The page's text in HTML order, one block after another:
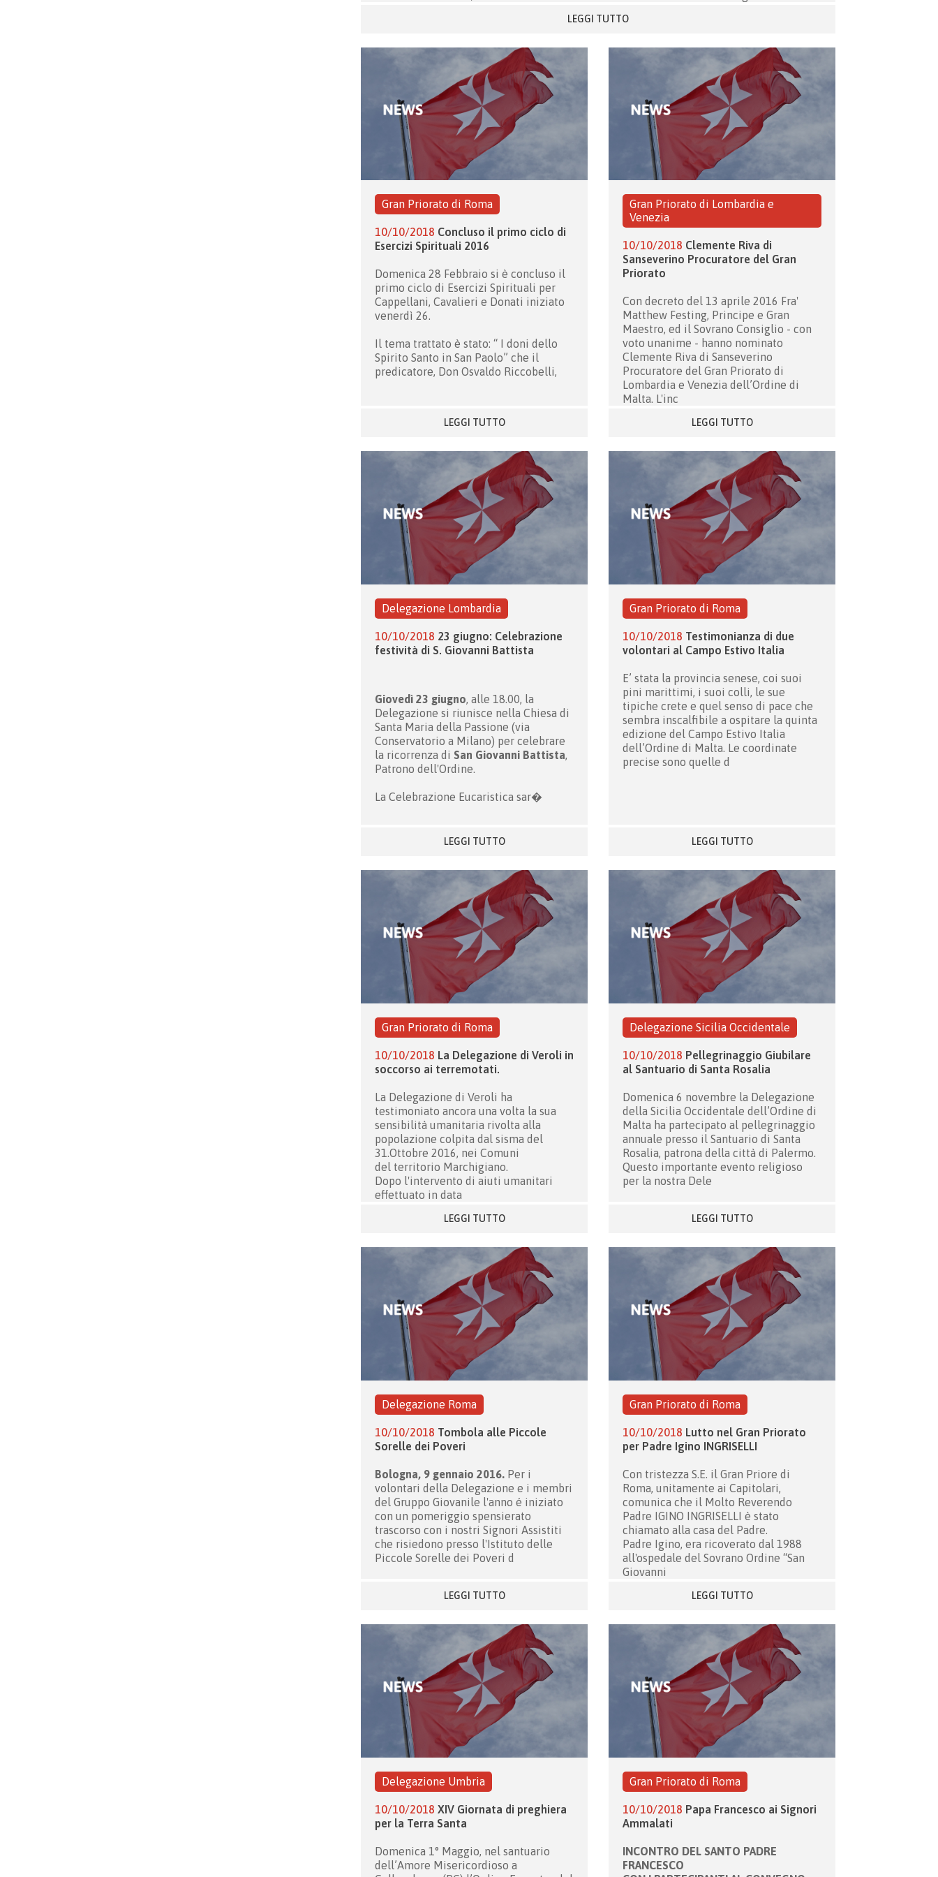
LEGGI TUTTO
Gran Priorato di Roma
10/10/2018 Concluso il primo ciclo di
Esercizi Spirituali 2016
Domenica 28 Febbraio si è concluso il
primo ciclo di Esercizi Spirituali per
Cappellani, Cavalieri e Donati iniziato
venerdì 26.
Il tema trattato è stato: “ I doni dello
Spirito Santo in San Paolo” che il
predicatore, Don Osvaldo Riccobelli,
LEGGI TUTTO
Gran Priorato di Lombardia e
Venezia
10/10/2018 Clemente Riva di
Sanseverino Procuratore del Gran
Priorato
Con decreto del 13 aprile 2016 Fra'
Matthew Festing, Principe e Gran
Maestro, ed il Sovrano Consiglio - con
voto unanime - hanno nominato
Clemente Riva di Sanseverino
Procuratore del Gran Priorato di
Lombardia e Venezia dell’Ordine di
Malta. L'inc
LEGGI TUTTO
Delegazione Lombardia
10/10/2018 23 giugno: Celebrazione
festività di S. Giovanni Battista
Giovedì 23 giugno, alle 18.00, la
Delegazione si riunisce nella Chiesa di
Santa Maria della Passione (via
Conservatorio a Milano) per celebrare
la ricorrenza di San Giovanni Battista,
Patrono dell'Ordine.
La Celebrazione Eucaristica sar�
LEGGI TUTTO
Gran Priorato di Roma
10/10/2018 Testimonianza di due
volontari al Campo Estivo Italia
E’ stata la provincia senese, coi suoi
pini marittimi, i suoi colli, le sue
tipiche crete e quel senso di pace che
sembra inscalfibile a ospitare la quinta
edizione del Campo Estivo Italia
dell’Ordine di Malta. Le coordinate
precise sono quelle d
LEGGI TUTTO
Gran Priorato di Roma
10/10/2018 La Delegazione di Veroli in
soccorso ai terremotati.
La Delegazione di Veroli ha
testimoniato ancora una volta la sua
sensibilità umanitaria rivolta alla
popolazione colpita dal sisma del
31.Ottobre 2016, nei Comuni
del territorio Marchigiano.
Dopo l'intervento di aiuti umanitari
effettuato in data
LEGGI TUTTO
Delegazione Sicilia Occidentale
10/10/2018 Pellegrinaggio Giubilare
al Santuario di Santa Rosalia
Domenica 6 novembre la Delegazione
della Sicilia Occidentale dell’Ordine di
Malta ha partecipato al pellegrinaggio
annuale presso il Santuario di Santa
Rosalia, patrona della città di Palermo.
Questo importante evento religioso
per la nostra Dele
LEGGI TUTTO
Delegazione Roma
10/10/2018 Tombola alle Piccole
Sorelle dei Poveri
Bologna, 9 gennaio 2016. Per i
volontari della Delegazione e i membri
del Gruppo Giovanile l'anno é iniziato
con un pomeriggio spensierato
trascorso con i nostri Signori Assistiti
che risiedono presso l'Istituto delle
Piccole Sorelle dei Poveri d
LEGGI TUTTO
Gran Priorato di Roma
10/10/2018 Lutto nel Gran Priorato
per Padre Igino INGRISELLI
Con tristezza S.E. il Gran Priore di
Roma, unitamente ai Capitolari,
comunica che il Molto Reverendo
Padre IGINO INGRISELLI è stato
chiamato alla casa del Padre.
Padre Igino, era ricoverato dal 1988
all'ospedale del Sovrano Ordine “San
Giovanni
LEGGI TUTTO
Delegazione Umbria
10/10/2018 XIV Giornata di preghiera
per la Terra Santa
Domenica 1° Maggio, nel santuario
dell’Amore Misericordioso a
Gran Priorato di Roma
10/10/2018 Papa Francesco ai Signori
Ammalati
INCONTRO DEL SANTO PADRE
FRANCESCO